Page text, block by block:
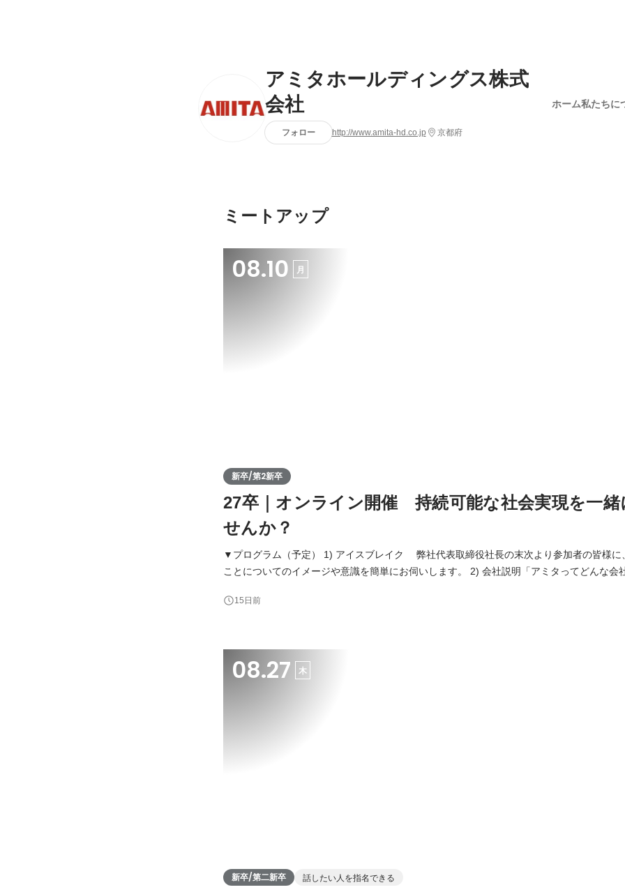
アミタホールディングス株式
会社
フォロー http://www.amita-hd.co.jp 京都府
ホーム私たちに
ミートアップ
08.10 月
新卒/第2新卒
27卒｜オンライン開催 持続可能な社会実現を一緒
せんか？
▼プログラム（予定） 1) アイスブレイク 弊社代表取締役社長の末次より参加者の皆様
ことについてのイメージや意識を簡単にお伺いします。 2) 会社説明「アミタってどんな会社？」（質疑含む）
15日前
08.27 木
新卒/第二新卒 話したい人を指名できる